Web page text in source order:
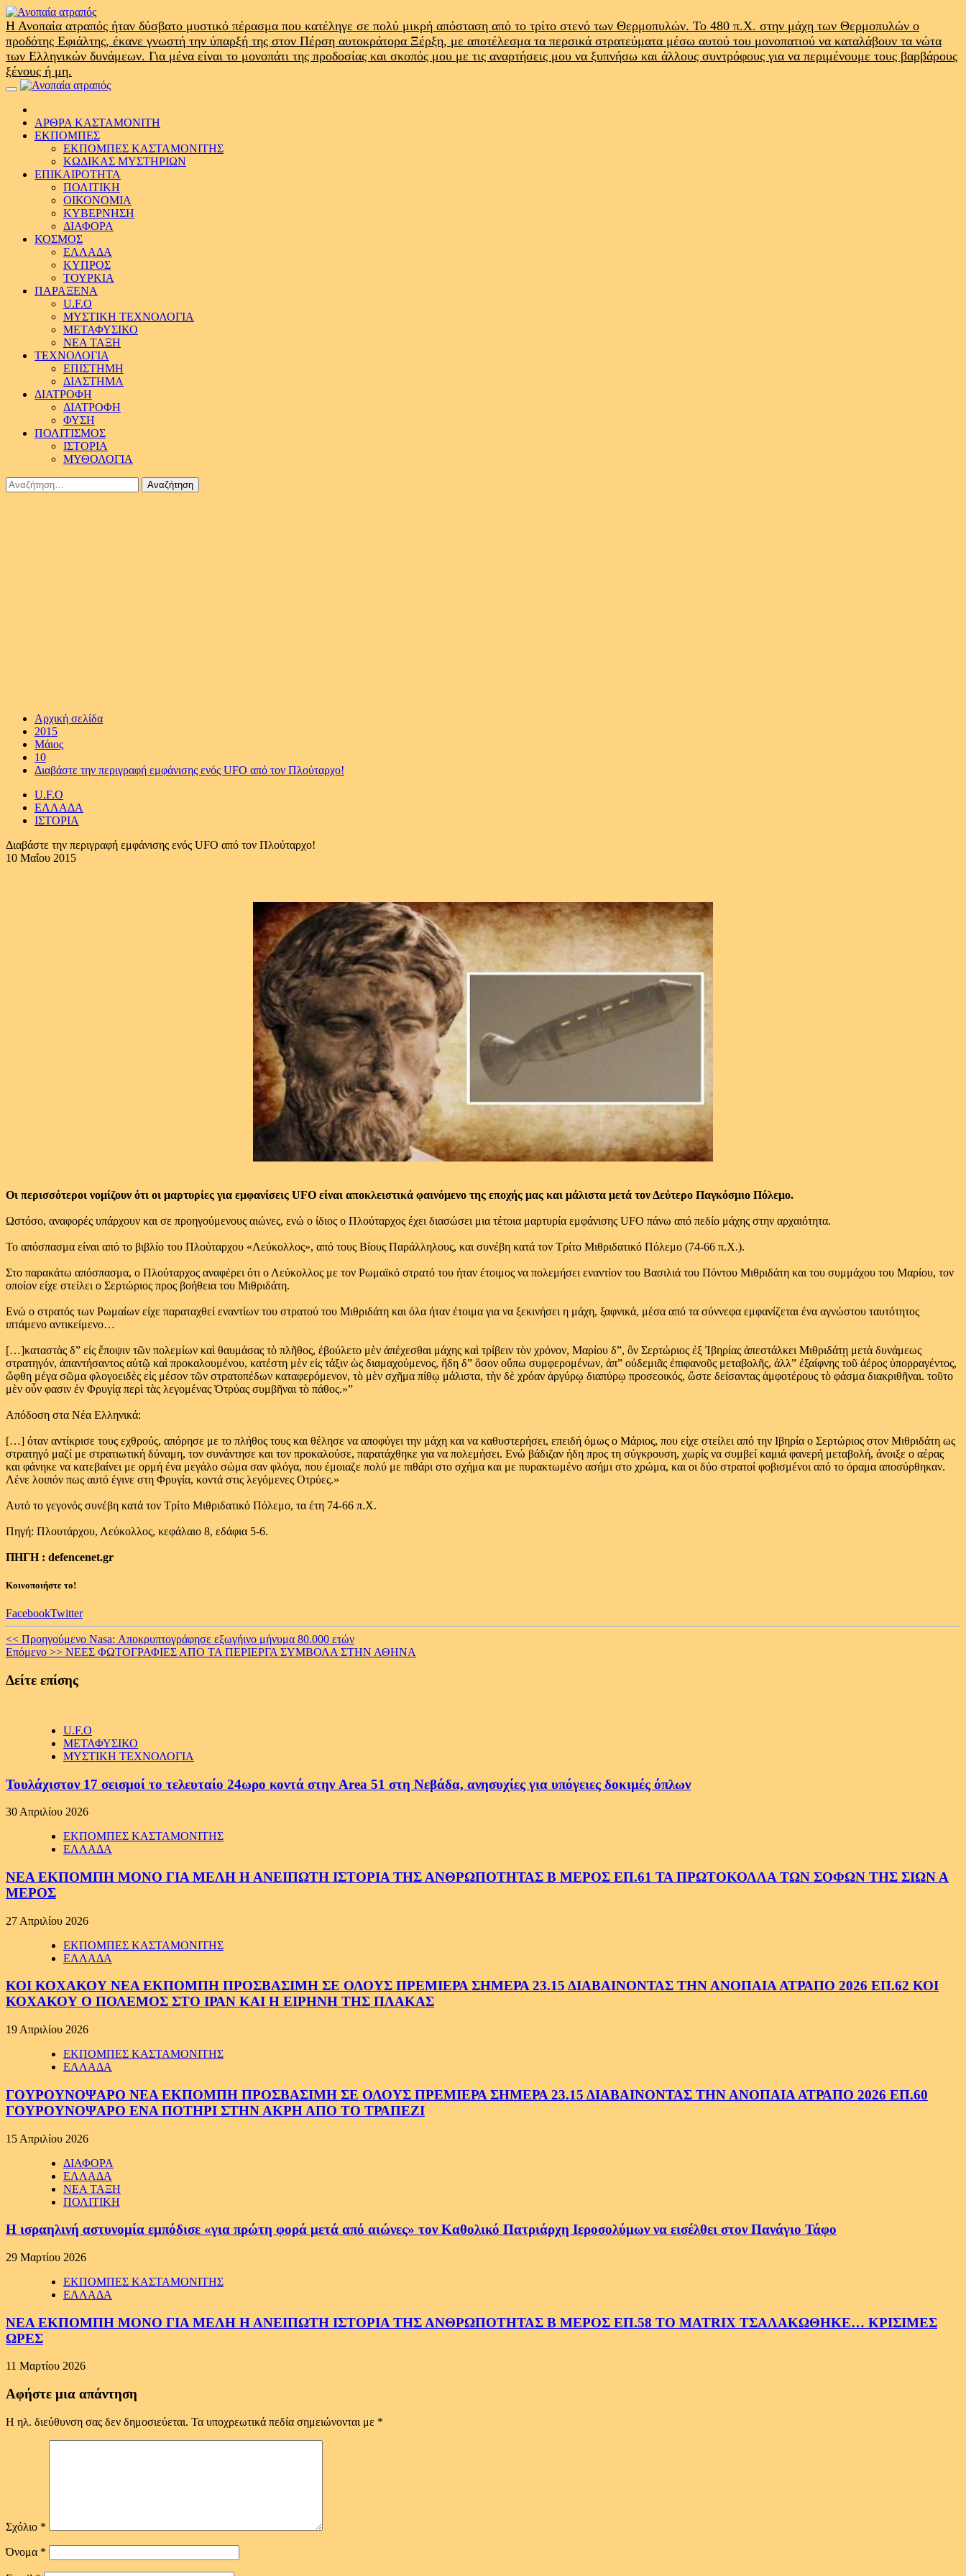
Skip
to
content
Η Ανοπαία ατραπός ήταν δύσβατο μυστικό πέρασμα που κατέληγε σε πολύ μικρή απόσταση από το τρίτο στενό των Θερμοπυλών. Το 480 π.Χ. στην μάχη των Θερμοπυλών ο
προδότης Εφιάλτης, έκανε γνωστή την ύπαρξή της στον Πέρση αυτοκράτορα Ξέρξη, με αποτέλεσμα τα περσικά στρατεύματα μέσω αυτού του μονοπατιού να καταλάβουν τα νώτα
των Ελληνικών δυνάμεων. Για μένα είναι το μονοπάτι της προδοσίας και σκοπός μου με τις αναρτήσεις μου να ξυπνήσω και άλλους συντρόφους για να περιμένουμε τους βαρβάρους
ξένους ή μη.
Primary
ΑΡΘΡΑ ΚΑΣΤΑΜΟΝΙΤΗ
ΕΚΠΟΜΠΕΣ
ΕΚΠΟΜΠΕΣ ΚΑΣΤΑΜΟΝΙΤΗΣ
ΚΩΔΙΚΑΣ ΜΥΣΤΗΡΙΩΝ
ΕΠΙΚΑΙΡΟΤΗΤΑ
ΠΟΛΙΤΙΚΗ
ΟΙΚΟΝΟΜΙΑ
ΚΥΒΕΡΝΗΣΗ
ΔΙΑΦΟΡΑ
ΚΟΣΜΟΣ
ΕΛΛΑΔΑ
ΚΥΠΡΟΣ
ΤΟΥΡΚΙΑ
ΠΑΡΑΞΕΝΑ
U.F.O
ΜΥΣΤΙΚΗ ΤΕΧΝΟΛΟΓΙΑ
ΜΕΤΑΦΥΣΙΚΟ
ΝΕΑ ΤΑΞΗ
ΤΕΧΝΟΛΟΓΙΑ
ΕΠΙΣΤΗΜΗ
ΔΙΑΣΤΗΜΑ
ΔΙΑΤΡΟΦΗ
ΔΙΑΤΡΟΦΗ
ΦΥΣΗ
ΠΟΛΙΤΙΣΜΟΣ
ΙΣΤΟΡΙΑ
ΜΥΘΟΛΟΓΙΑ
Αναζήτηση
για:
Αρχική σελίδα
2015
Μάιος
10
Διαβάστε την περιγραφή εμφάνισης ενός UFO από τον Πλούταρχο!
U.F.O
ΕΛΛΑΔΑ
ΙΣΤΟΡΙΑ
Διαβάστε την περιγραφή εμφάνισης ενός UFO από τον Πλούταρχο!
10 Μαΐου 2015
Οι περισσότεροι νομίζουν ότι οι μαρτυρίες για εμφανίσεις UFO είναι αποκλειστικά φαινόμενο της εποχής μας και μάλιστα μετά τον Δεύτερο Παγκόσμιο Πόλεμο.
Ωστόσο, αναφορές υπάρχουν και σε προηγούμενους αιώνες, ενώ ο ίδιος ο Πλούταρχος έχει διασώσει μια τέτοια μαρτυρία εμφάνισης UFO πάνω από πεδίο μάχης στην αρχαιότητα.
Το απόσπασμα είναι από το βιβλίο του Πλούταρχου «Λεύκολλος», από τους Βίους Παράλληλους, και συνέβη κατά τον Τρίτο Μιθριδατικό Πόλεμο (74-66 π.Χ.).
Στο παρακάτω απόσπασμα, ο Πλούταρχος αναφέρει ότι ο Λεύκολλος με τον Ρωμαϊκό στρατό του ήταν έτοιμος να πολεμήσει εναντίον του Βασιλιά του Πόντου Μιθριδάτη και του συμμάχου του Μαρίου, τον
οποίον είχε στείλει ο Σερτώριος προς βοήθεια του Μιθριδάτη.
Ενώ ο στρατός των Ρωμαίων είχε παραταχθεί εναντίων του στρατού του Μιθριδάτη και όλα ήταν έτοιμα για να ξεκινήσει η μάχη, ξαφνικά, μέσα από τα σύννεφα εμφανίζεται ένα αγνώστου ταυτότητος
ιπτάμενο αντικείμενο…
[…]καταστὰς δ” εἰς ἔποψιν τῶν πολεμίων καὶ θαυμάσας τὸ πλῆθος, ἐβούλετο μὲν ἀπέχεσθαι μάχης καὶ τρίβειν τὸν χρόνον, Μαρίου δ”, ὃν Σερτώριος ἐξ Ἰβηρίας ἀπεστάλκει Μιθριδάτῃ μετὰ δυνάμεως
στρατηγόν, ἀπαντήσαντος αὐτῷ καὶ προκαλουμένου, κατέστη μὲν εἰς τάξιν ὡς διαμαχούμενος, ἤδη δ” ὅσον οὔπω συμφερομένων, ἀπ” οὐδεμιᾶς ἐπιφανοῦς μεταβολῆς, ἀλλ” ἐξαίφνης τοῦ ἀέρος ὑπορραγέντος,
ὤφθη μέγα σῶμα φλογοειδὲς εἰς μέσον τῶν στρατοπέδων καταφερόμενον, τὸ μὲν σχῆμα πίθῳ μάλιστα, τὴν δὲ χρόαν ἀργύρῳ διαπύρῳ προσεοικός, ὥστε δείσαντας ἀμφοτέρους τὸ φάσμα διακριθῆναι. τοῦτο
μὲν οὖν φασιν ἐν Φρυγίᾳ περὶ τὰς λεγομένας Ὀτρύας συμβῆναι τὸ πάθος.»”
Απόδοση στα Νέα Ελληνικά:
[…] όταν αντίκρισε τους εχθρούς, απόρησε με το πλήθος τους και θέλησε να αποφύγει την μάχη και να καθυστερήσει, επειδή όμως ο Μάριος, που είχε στείλει από την Ιβηρία ο Σερτώριος στον Μιθριδάτη ως
στρατηγό μαζί με στρατιωτική δύναμη, τον συνάντησε και τον προκαλούσε, παρατάχθηκε για να πολεμήσει. Ενώ βάδιζαν ήδη προς τη σύγκρουση, χωρίς να συμβεί καμιά φανερή μεταβολή, άνοιξε ο αέρας
και φάνηκε να κατεβαίνει με ορμή ένα μεγάλο σώμα σαν φλόγα, που έμοιαζε πολύ με πιθάρι στο σχήμα και με πυρακτωμένο ασήμι στο χρώμα, και οι δύο στρατοί φοβισμένοι από το όραμα αποσύρθηκαν.
Λένε λοιπόν πως αυτό έγινε στη Φρυγία, κοντά στις λεγόμενες Οτρύες.»
Αυτό το γεγονός συνέβη κατά τον Τρίτο Μιθριδατικό Πόλεμο, τα έτη 74-66 π.Χ.
Πηγή: Πλουτάρχου, Λεύκολλος, κεφάλαιο 8, εδάφια 5-6.
ΠΗΓΗ : defencenet.gr
Κοινοποιήστε το!
FacebookTwitter
Continue
Reading
<< Προηγούμενο Nasa: Αποκρυπτογράφησε εξωγήινο μήνυμα 80.000 ετών
Επόμενο >> ΝΕΕΣ ΦΩΤΟΓΡΑΦΙΕΣ ΑΠΟ ΤΑ ΠΕΡΙΕΡΓΑ ΣΥΜΒΟΛΑ ΣΤΗΝ ΑΘΗΝΑ
Δείτε επίσης
U.F.O
ΜΕΤΑΦΥΣΙΚΟ
ΜΥΣΤΙΚΗ ΤΕΧΝΟΛΟΓΙΑ
Τουλάχιστον 17 σεισμοί το τελευταίο 24ωρο κοντά στην Area 51 στη Νεβάδα, ανησυχίες για υπόγειες δοκιμές όπλων
30 Απριλίου 2026
ΕΚΠΟΜΠΕΣ ΚΑΣΤΑΜΟΝΙΤΗΣ
ΕΛΛΑΔΑ
ΝΕΑ ΕΚΠΟΜΠΗ ΜΟΝΟ ΓΙΑ ΜΕΛΗ Η ΑΝΕΙΠΩΤΗ ΙΣΤΟΡΙΑ ΤΗΣ ΑΝΘΡΩΠΟΤΗΤΑΣ Β ΜΕΡΟΣ ΕΠ.61 ΤΑ ΠΡΩΤΟΚΟΛΛΑ ΤΩΝ ΣΟΦΩΝ ΤΗΣ ΣΙΩΝ Α
ΜΕΡΟΣ
27 Απριλίου 2026
ΕΚΠΟΜΠΕΣ ΚΑΣΤΑΜΟΝΙΤΗΣ
ΕΛΛΑΔΑ
ΚΟΙ ΚΟΧΑΚΟΥ ΝΕΑ ΕΚΠΟΜΠΗ ΠΡΟΣΒΑΣΙΜΗ ΣΕ ΟΛΟΥΣ ΠΡΕΜΙΕΡΑ ΣΗΜΕΡΑ 23.15 ΔΙΑΒΑΙΝΟΝΤΑΣ ΤΗΝ ΑΝΟΠΑΙΑ ΑΤΡΑΠΟ 2026 ΕΠ.62 ΚΟΙ
ΚΟΧΑΚΟΥ Ο ΠΟΛΕΜΟΣ ΣΤΟ ΙΡΑΝ ΚΑΙ Η ΕΙΡΗΝΗ ΤΗΣ ΠΛΑΚΑΣ
19 Απριλίου 2026
ΕΚΠΟΜΠΕΣ ΚΑΣΤΑΜΟΝΙΤΗΣ
ΕΛΛΑΔΑ
ΓΟΥΡΟΥΝΟΨΑΡΟ ΝΕΑ ΕΚΠΟΜΠΗ ΠΡΟΣΒΑΣΙΜΗ ΣΕ ΟΛΟΥΣ ΠΡΕΜΙΕΡΑ ΣΗΜΕΡΑ 23.15 ΔΙΑΒΑΙΝΟΝΤΑΣ ΤΗΝ ΑΝΟΠΑΙΑ ΑΤΡΑΠΟ 2026 ΕΠ.60
ΓΟΥΡΟΥΝΟΨΑΡΟ ΕΝΑ ΠΟΤΗΡΙ ΣΤΗΝ ΑΚΡΗ ΑΠΟ ΤΟ ΤΡΑΠΕΖΙ
15 Απριλίου 2026
ΔΙΑΦΟΡΑ
ΕΛΛΑΔΑ
ΝΕΑ ΤΑΞΗ
ΠΟΛΙΤΙΚΗ
Η ισραηλινή αστυνομία εμπόδισε «για πρώτη φορά μετά από αιώνες» τον Καθολικό Πατριάρχη Ιεροσολύμων να εισέλθει στον Πανάγιο Τάφο
29 Μαρτίου 2026
ΕΚΠΟΜΠΕΣ ΚΑΣΤΑΜΟΝΙΤΗΣ
ΕΛΛΑΔΑ
ΝΕΑ ΕΚΠΟΜΠΗ ΜΟΝΟ ΓΙΑ ΜΕΛΗ Η ΑΝΕΙΠΩΤΗ ΙΣΤΟΡΙΑ ΤΗΣ ΑΝΘΡΩΠΟΤΗΤΑΣ Β ΜΕΡΟΣ ΕΠ.58 ΤΟ MATRIX ΤΣΑΛΑΚΩΘΗΚΕ… ΚΡΙΣΙΜΕΣ
ΩΡΕΣ
11 Μαρτίου 2026
Αφήστε μια απάντηση
Η ηλ. διεύθυνση σας δεν δημοσιεύεται. Τα υποχρεωτικά πεδία σημειώνονται με *
Σχόλιο *
Όνομα *